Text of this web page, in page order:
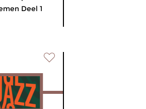
Deel 1